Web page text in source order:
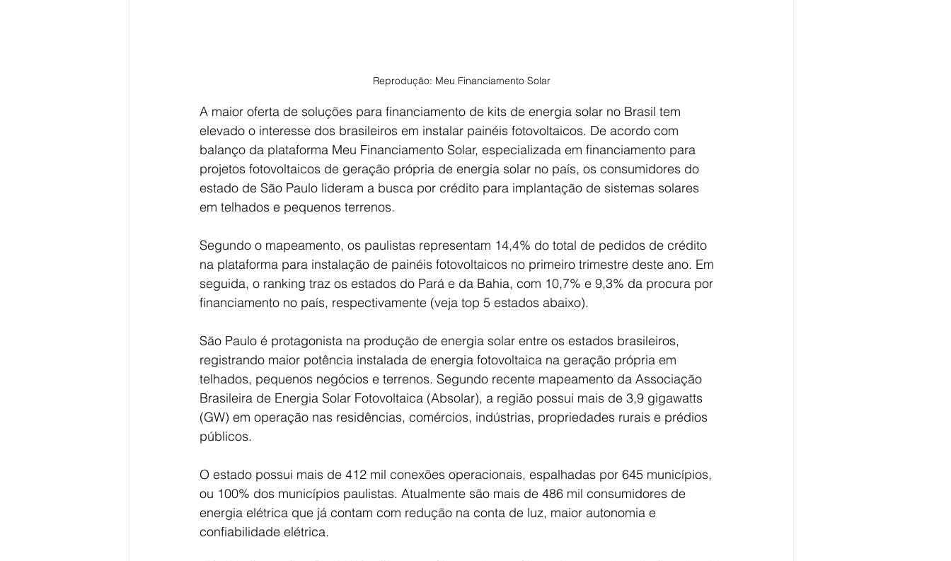
Reprodução: Meu Financiamento Solar
A maior oferta de soluções para financiamento de kits de energia solar no Brasil tem
elevado o interesse dos brasileiros em instalar painéis fotovoltaicos. De acordo com
balanço da plataforma Meu Financiamento Solar, especializada em financiamento para
projetos fotovoltaicos de geração própria de energia solar no país, os consumidores do
estado de São Paulo lideram a busca por crédito para implantação de sistemas solares
em telhados e pequenos terrenos.
Segundo o mapeamento, os paulistas representam 14,4% do total de pedidos de crédito
na plataforma para instalação de painéis fotovoltaicos no primeiro trimestre deste ano. Em
seguida, o ranking traz os estados do Pará e da Bahia, com 10,7% e 9,3% da procura por
financiamento no país, respectivamente (veja top 5 estados abaixo).
São Paulo é protagonista na produção de energia solar entre os estados brasileiros,
registrando maior potência instalada de energia fotovoltaica na geração própria em
telhados, pequenos negócios e terrenos. Segundo recente mapeamento da Associação
Brasileira de Energia Solar Fotovoltaica (Absolar), a região possui mais de 3,9 gigawatts
(GW) em operação nas residências, comércios, indústrias, propriedades rurais e prédios
públicos.
O estado possui mais de 412 mil conexões operacionais, espalhadas por 645 municípios,
ou 100% dos municípios paulistas. Atualmente são mais de 486 mil consumidores de
energia elétrica que já contam com redução na conta de luz, maior autonomia e
confiabilidade elétrica.